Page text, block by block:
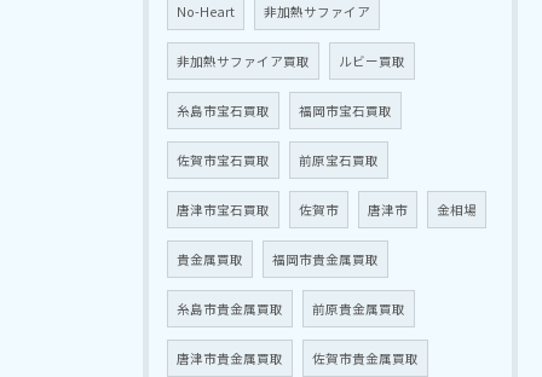
No-Heart 非加熱サファイア
非加熱サファイア買取 ルビー買取
糸島市宝石買取 福岡市宝石買取
佐賀市宝石買取 前原宝石買取
唐津市宝石買取 佐賀市 唐津市 金相場
貴金属買取 福岡市貴金属買取
糸島市貴金属買取 前原貴金属買取
唐津市貴金属買取 佐賀市貴金属買取